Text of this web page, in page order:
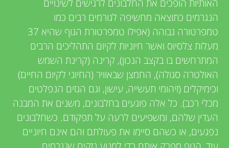
האותיות הופכים את החלבונים לרגישים לשינויים
הנגרמים כתוצאה מחשיפה לגורמים רבים כמו
טמפרטורה גבוהה (אפילו טמפרטורת הגוף שהיא 37
מעלות צלסיוס ואשר חיוניות לקיום התהליכים הרבים
המתרחשים בו בקצב הנכון), קרינה (קרינת השמש
האולטרה סגולה), החמצן שבאוויר (החיוני לקיום החיים)
וכימיקלים (זיהומי תעשייה, עישון, וגם הגזים הנפלטים
מכלי רכב). כל אלה פוגעים בחלבונים, משנים את המבנה
העדין שלהם, ומשפיעים לרעה על תפקודם. כשחלבונים
נפגעים, או כשהם סיימו את פעולתם והם אינם חיוניים